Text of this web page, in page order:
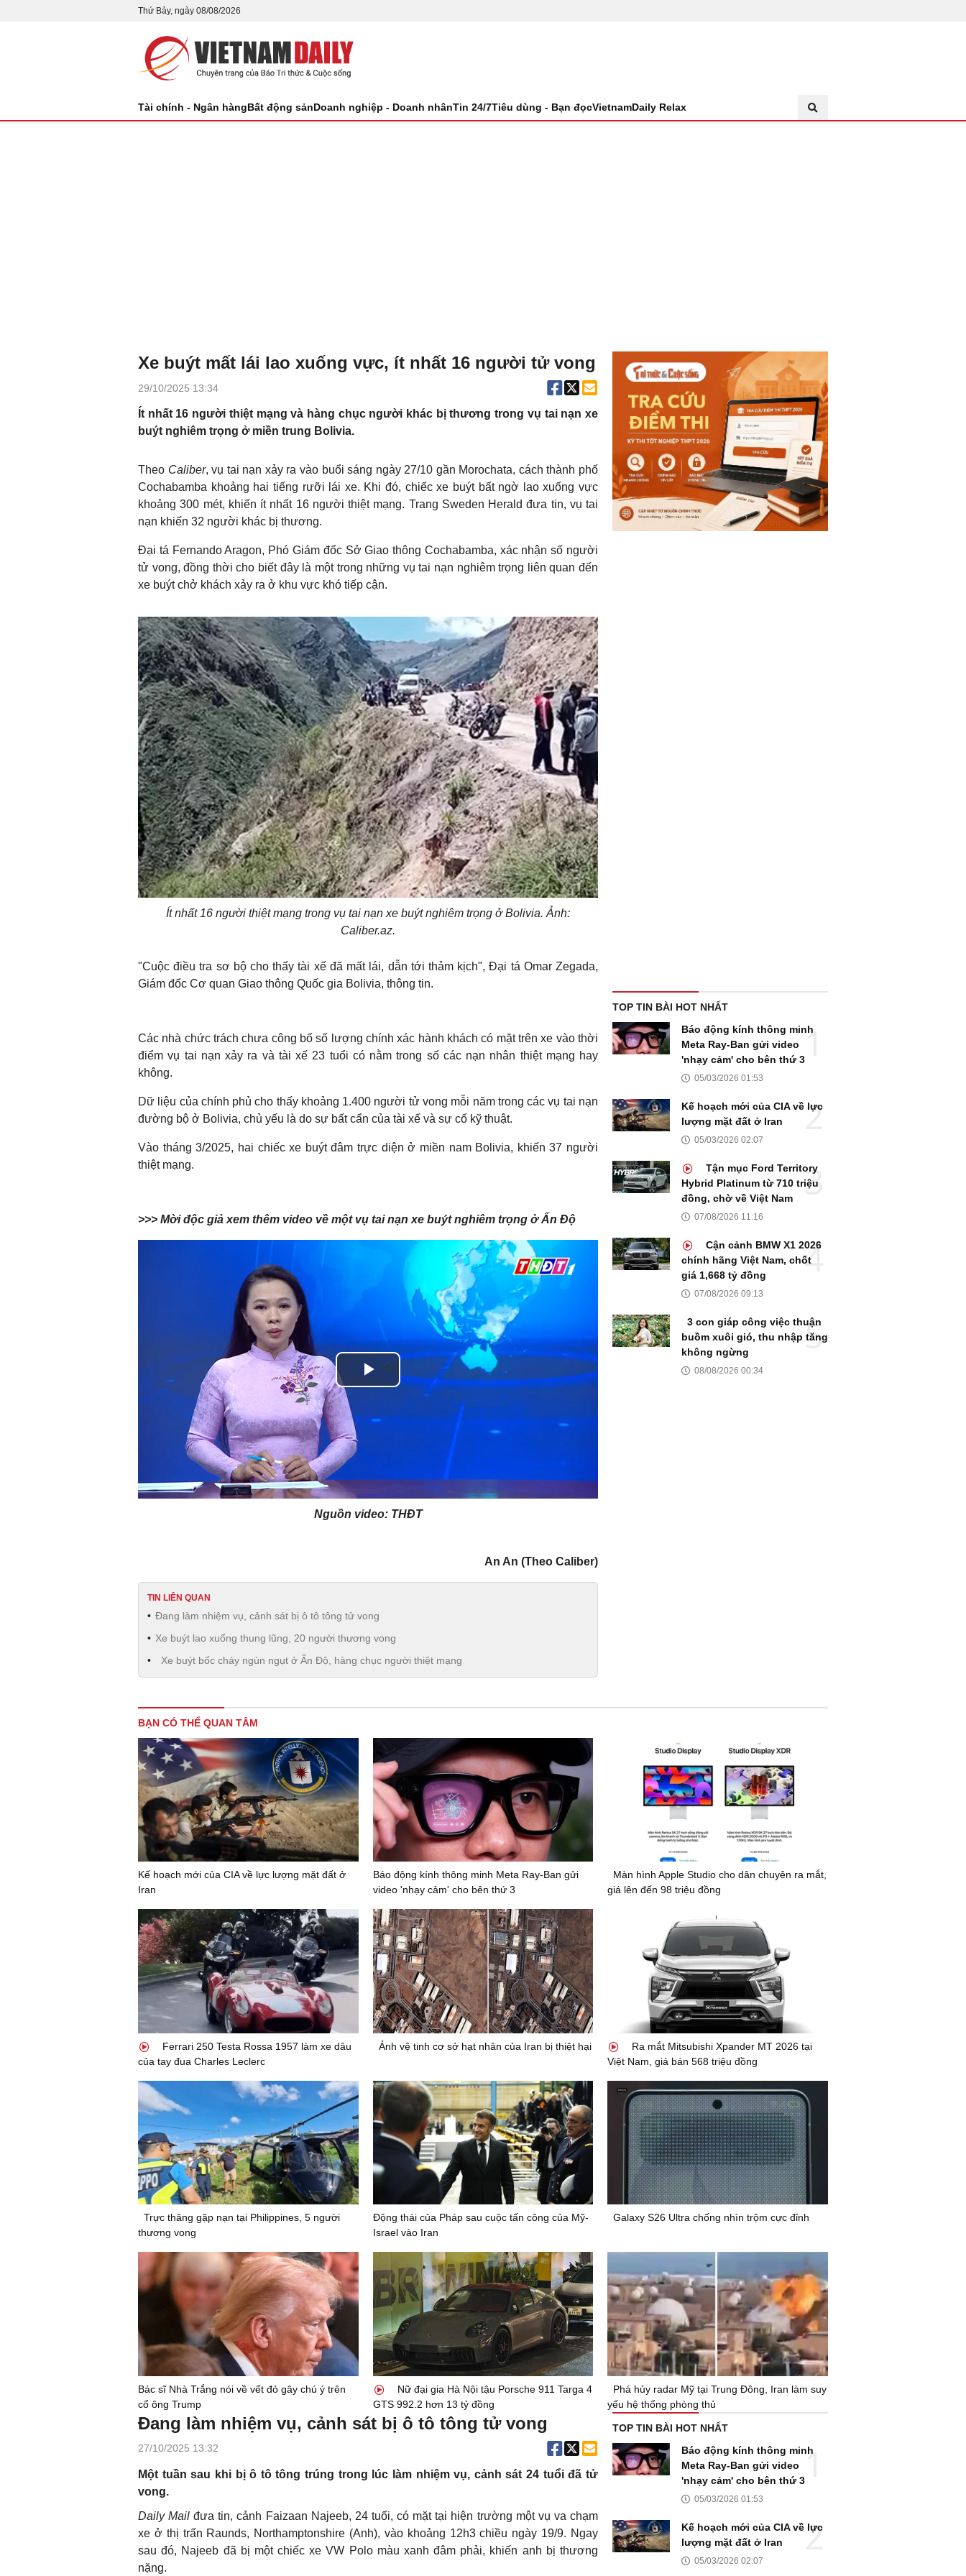
Thứ Bảy, ngày 08/08/2026
Tài chính - Ngân hàngBất động sảnDoanh nghiệp - Doanh nhânTin 24/7Tiêu dùng - Bạn đọcVietnamDaily Relax
Xe buýt mất lái lao xuống vực, ít nhất 16 người tử vong
29/10/2025 13:34
Ít nhất 16 người thiệt mạng và hàng chục người khác bị thương trong vụ tai nạn xe
buýt nghiêm trọng ở miền trung Bolivia.
Theo Caliber, vụ tai nạn xảy ra vào buổi sáng ngày 27/10 gần Morochata, cách thành phố
Cochabamba khoảng hai tiếng rưỡi lái xe. Khi đó, chiếc xe buýt bất ngờ lao xuống vực
khoảng 300 mét, khiến ít nhất 16 người thiệt mạng. Trang Sweden Herald đưa tin, vụ tai
nạn khiến 32 người khác bị thương.
Đại tá Fernando Aragon, Phó Giám đốc Sở Giao thông Cochabamba, xác nhận số người
tử vong, đồng thời cho biết đây là một trong những vụ tai nạn nghiêm trọng liên quan đến
xe buýt chở khách xảy ra ở khu vực khó tiếp cận.
Ít nhất 16 người thiệt mạng trong vụ tai nạn xe buýt nghiêm trọng ở Bolivia. Ảnh:
Caliber.az.
"Cuộc điều tra sơ bộ cho thấy tài xế đã mất lái, dẫn tới thảm kịch", Đại tá Omar Zegada,
Giám đốc Cơ quan Giao thông Quốc gia Bolivia, thông tin.
Các nhà chức trách chưa công bố số lượng chính xác hành khách có mặt trên xe vào thời
điểm vụ tai nạn xảy ra và tài xế 23 tuổi có nằm trong số các nạn nhân thiệt mạng hay
không.
Dữ liệu của chính phủ cho thấy khoảng 1.400 người tử vong mỗi năm trong các vụ tai nạn
đường bộ ở Bolivia, chủ yếu là do sự bất cẩn của tài xế và sự cố kỹ thuật.
Vào tháng 3/2025, hai chiếc xe buýt đâm trực diện ở miền nam Bolivia, khiến 37 người
thiệt mạng.
>>> Mời độc giả xem thêm video về một vụ tai nạn xe buýt nghiêm trọng ở Ấn Độ
Play
Video
Nguồn video: THĐT
An An (Theo Caliber)
TIN LIÊN QUAN
Đang làm nhiệm vụ, cảnh sát bị ô tô tông tử vong
Xe buýt lao xuống thung lũng, 20 người thương vong
Xe buýt bốc cháy ngùn ngụt ở Ấn Độ, hàng chục người thiệt mạng
TOP TIN BÀI HOT NHẤT
Báo động kính thông minh
Meta Ray-Ban gửi video
'nhạy cảm' cho bên thứ 3
05/03/2026 01:53
Kế hoạch mới của CIA về lực
lượng mặt đất ở Iran
05/03/2026 02:07
Tận mục Ford Territory
Hybrid Platinum từ 710 triệu
đồng, chờ về Việt Nam
07/08/2026 11:16
Cận cảnh BMW X1 2026
chính hãng Việt Nam, chốt
giá 1,668 tỷ đồng
07/08/2026 09:13
3 con giáp công việc thuận
buồm xuôi gió, thu nhập tăng
không ngừng
08/08/2026 00:34
BẠN CÓ THỂ QUAN TÂM
Kế hoạch mới của CIA về lực lượng mặt đất ở
Iran
Báo động kính thông minh Meta Ray-Ban gửi
video 'nhạy cảm' cho bên thứ 3
Màn hình Apple Studio cho dân chuyên ra mắt,
giá lên đến 98 triệu đồng
Ferrari 250 Testa Rossa 1957 làm xe dâu
của tay đua Charles Leclerc
Ảnh vệ tinh cơ sở hạt nhân của Iran bị thiệt hại
Ra mắt Mitsubishi Xpander MT 2026 tại
Việt Nam, giá bán 568 triệu đồng
Trực thăng gặp nạn tại Philippines, 5 người
thương vong
Động thái của Pháp sau cuộc tấn công của Mỹ-
Israel vào Iran
Galaxy S26 Ultra chống nhìn trộm cực đỉnh
Bác sĩ Nhà Trắng nói về vết đỏ gây chú ý trên
cổ ông Trump
Nữ đại gia Hà Nội tậu Porsche 911 Targa 4
GTS 992.2 hơn 13 tỷ đồng
Phá hủy radar Mỹ tại Trung Đông, Iran làm suy
yếu hệ thống phòng thủ
Đang làm nhiệm vụ, cảnh sát bị ô tô tông tử vong
27/10/2025 13:32
Một tuần sau khi bị ô tô tông trúng trong lúc làm nhiệm vụ, cảnh sát 24 tuổi đã tử
vong.
Daily Mailđưa tin, cảnh Faizaan Najeeb, 24 tuổi, có mặt tại hiện trường một vụ va chạm
xe ở thị trấn Raunds, Northamptonshire (Anh), vào khoảng 12h3 chiều ngày 19/9. Ngay
sau đó, Najeeb đã bị một chiếc xe VW Polo màu xanh đâm phải, khiến anh bị thương
nặng.
TOP TIN BÀI HOT NHẤT
Báo động kính thông minh
Meta Ray-Ban gửi video
'nhạy cảm' cho bên thứ 3
05/03/2026 01:53
Kế hoạch mới của CIA về lực
lượng mặt đất ở Iran
05/03/2026 02:07